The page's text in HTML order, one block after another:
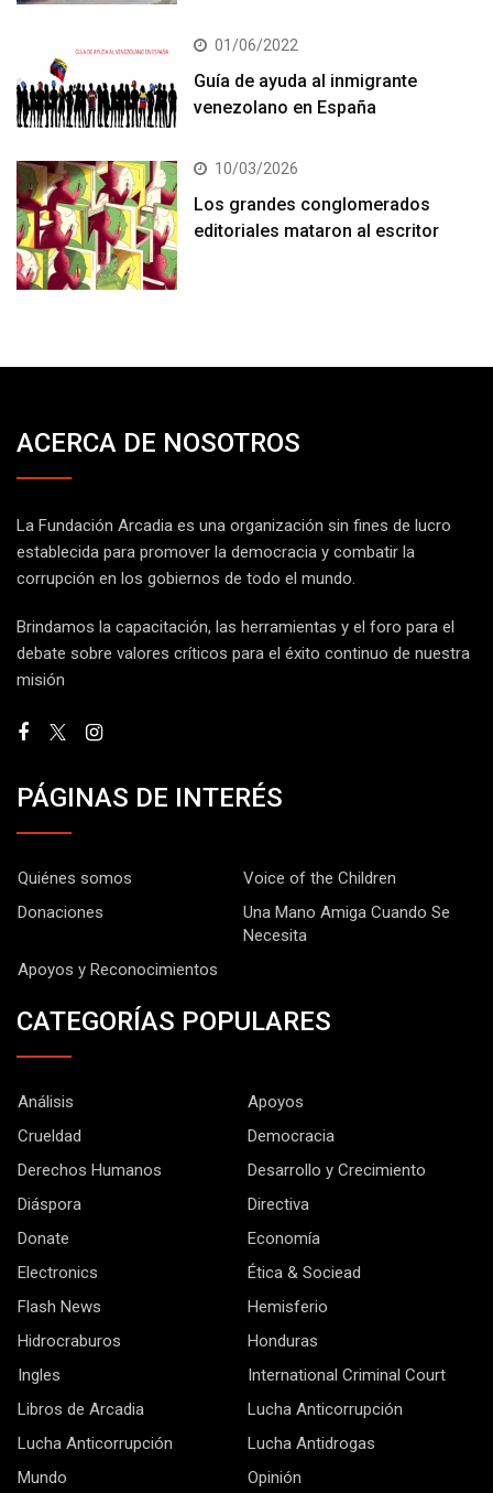
01/06/2022
Guía de ayuda al inmigrante
venezolano en España
10/03/2026
Los grandes conglomerados
editoriales mataron al escritor
ACERCA DE NOSOTROS
La Fundación Arcadia es una organización sin fines de lucro
establecida para promover la democracia y combatir la
corrupción en los gobiernos de todo el mundo.
Brindamos la capacitación, las herramientas y el foro para el
debate sobre valores críticos para el éxito continuo de nuestra
misión
PÁGINAS DE INTERÉS
Quiénes somos
Voice of the Children
Donaciones
Una Mano Amiga Cuando Se
Necesita
Apoyos y Reconocimientos
CATEGORÍAS POPULARES
Análisis
Apoyos
Crueldad
Democracia
Derechos Humanos
Desarrollo y Crecimiento
Diáspora
Directiva
Donate
Economía
Electronics
Ética & Sociead
Flash News
Hemisferio
Hidrocraburos
Honduras
Ingles
International Criminal Court
Libros de Arcadia
Lucha Anticorrupción
Lucha Anticorrupción
Lucha Antidrogas
Mundo
Opinión